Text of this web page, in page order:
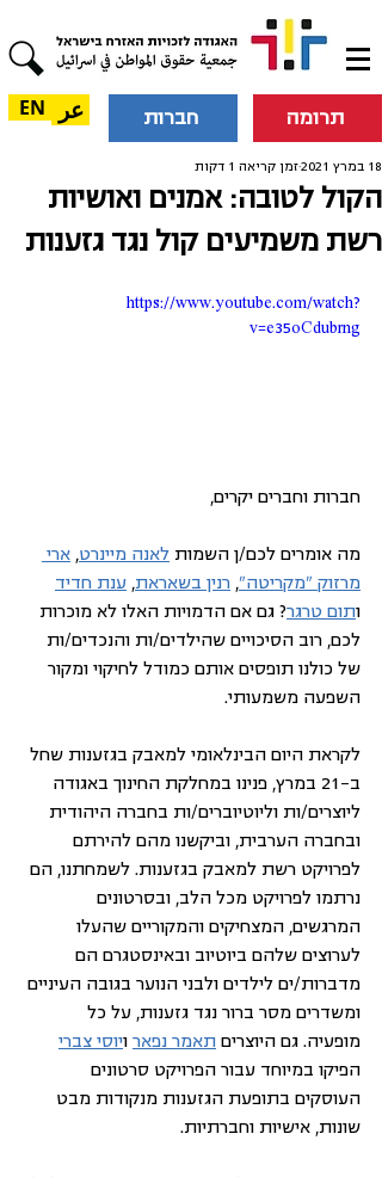
תרומה חברות عر EN
הקול לטובה: אמנים ואושיות
רשת משמיעים קול נגד גזענות
18 במרץ 2021 זמן קריאה 1 דקות
https://www.youtube.com/watch?
v=e35oCdubrng
חברות וחברים יקרים,
מה אומרים לכם/ן השמות לאנה מיינרט, ארי
מרזוק "מקריטה", רנין בשאראת, ענת חדיד
ותום טרגר? גם אם הדמויות האלו לא מוכרות
לכם, רוב הסיכויים שהילדים/ות והנכדים/ות
של כולנו תופסים אותם כמודל לחיקוי ומקור
השפעה משמעותי.
לקראת היום הבינלאומי למאבק בגזענות שחל
ב-21 במרץ, פנינו במחלקת החינוך באגודה
ליוצרים/ות וליוטיוברים/ות בחברה היהודית
ובחברה הערבית, וביקשנו מהם להירתם
לפרויקט רשת למאבק בגזענות. לשמחתנו, הם
נרתמו לפרויקט מכל הלב, ובסרטונים
המרגשים, המצחיקים והמקוריים שהעלו
לערוצים שלהם ביוטיוב ובאינסטגרם הם
מדברות/ים לילדים ולבני הנוער בגובה העיניים
ומשדרים מסר ברור נגד גזענות, על כל
מופעיה. גם היוצרים תאמר נפאר ויוסי צברי
הפיקו במיוחד עבור הפרויקט סרטונים
העוסקים בתופעת הגזענות מנקודות מבט
שונות, אישיות וחברתיות.